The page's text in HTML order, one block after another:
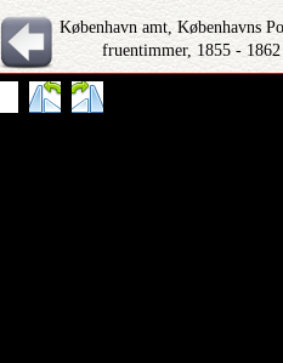
København amt, Københavns
fruentimmer, 1855 -